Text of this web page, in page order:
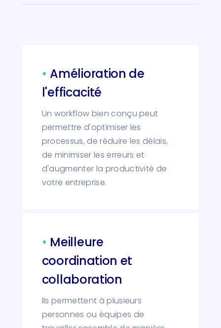
• Amélioration de
l'efficacité
Un workflow bien conçu peut
permettre d'optimiser les
processus, de réduire les délais,
de minimiser les erreurs et
d'augmenter la productivité de
votre entreprise.
• Meilleure
coordination et
collaboration
Ils permettent à plusieurs
personnes ou équipes de